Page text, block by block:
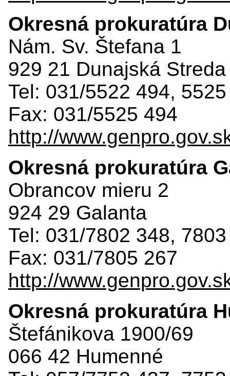
Okresná prokuratúra
Nám. Sv. Štefana 1
929 21 Dunajská Streda
Tel: 031/5522 494,
Fax: 031/5525 494
http://
Okresná prokuratúra
Obrancov mieru 2
924 29 Galanta
Tel: 031/7802 348,
Fax: 031/7805 267
http://
Okresná prokuratúra
Štefánikova 1900/69
066 42 Humenné